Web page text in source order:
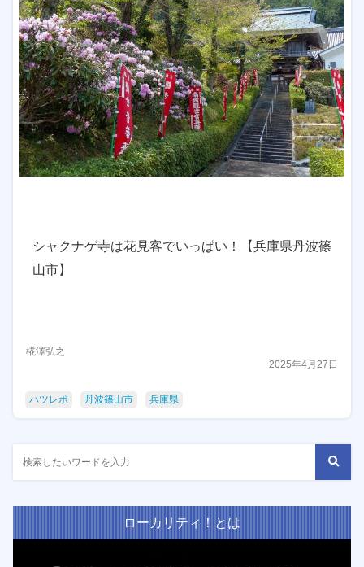
シャクナゲ寺は花見客でいっぱい！【兵庫県丹波篠
山市】
椛澤弘之
2025年4月27日
ハツレポ 丹波篠山市 兵庫県
ローカリティ！とは